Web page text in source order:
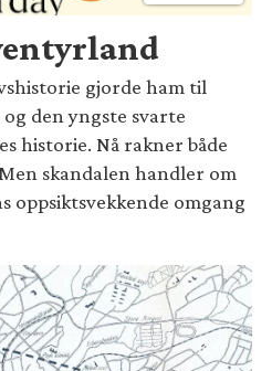
gjorde ham til
den yngste svarte
historie. Nå rakner både
skandalen handler om
oppsiktsvekkende omgang